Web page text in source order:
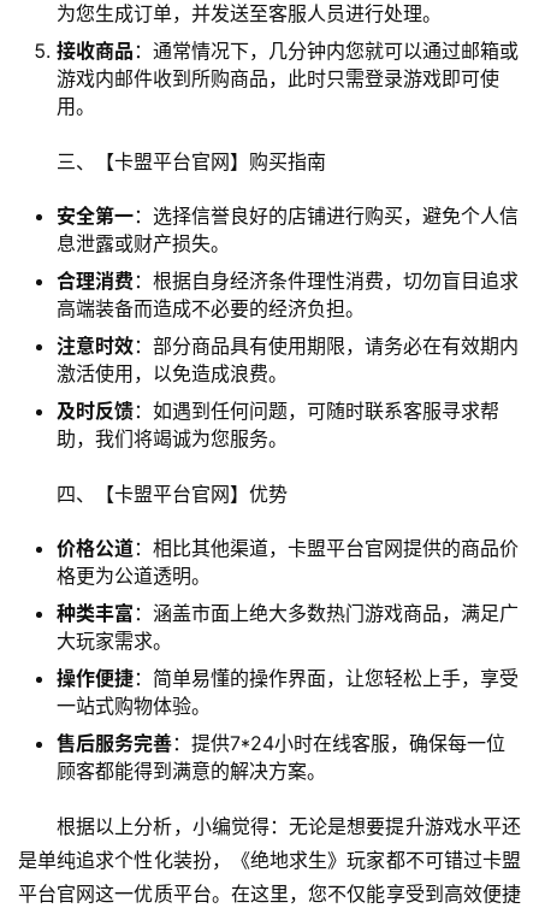
为您生成订单，并发送至客服人员进行处理。
接收商品 ：通常情况下，几分钟内您就可以通过邮箱或
游戏内邮件收到所购商品，此时只需登录游戏即可使
用。
三、【卡盟平台官网】购买指南
安全第一：选择信誉良好的店铺进行购买，避免个人信
息泄露或财产损失。
合理消费 ：根据自身经济条件理性消费，切勿盲目追求
高端装备而造成不必要的经济负担。
注意时效：部分商品具有使用期限，请务必在有效期内
激活使用，以免造成浪费。
及时反馈：如遇到任何问题，可随时联系客服寻求帮
助，我们将竭诚为您服务。
四、【卡盟平台官网】优势
价格公道：相比其他渠道，卡盟平台官网提供的商品价
格更为公道透明。
种类丰富 ：涵盖市面上绝大多数热门游戏商品，满足广
大玩家需求。
操作便捷：简单易懂的操作界面，让您轻松上手，享受
一站式购物体验。
售后服务完善：提供7*24小时在线客服，确保每一位
顾客都能得到满意的解决方案。
根据以上分析，小编觉得：无论是想要提升游戏水平还
是单纯追求个性化装扮，《绝地求生》玩家都不可错过卡盟
平台官网这一优质平台。在这里，您不仅能享受到高效便捷